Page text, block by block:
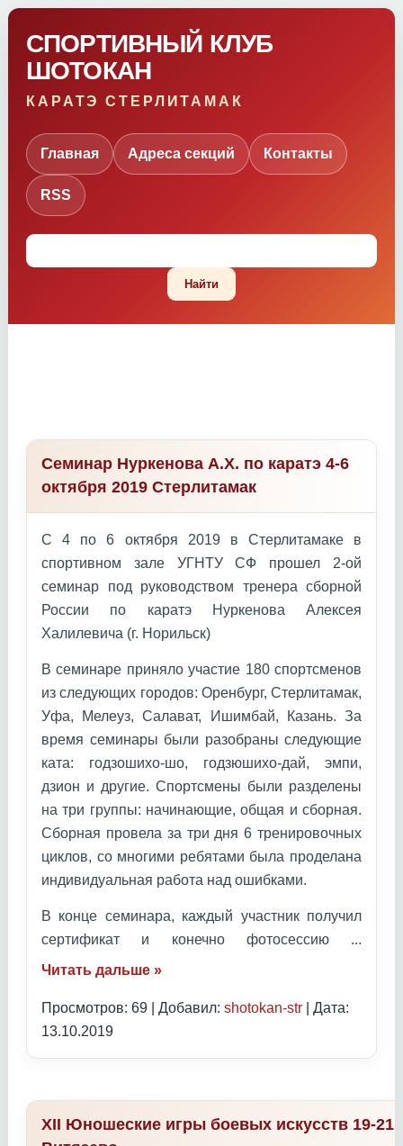
СПОРТИВНЫЙ КЛУБ
ШОТОКАН
КАРАТЭ СТЕРЛИТАМАК
Главная Адреса секций Контакты
RSS
Семинар Нуркенова А.Х. по каратэ 4-6
октября 2019 Стерлитамак
С 4 по 6 октября 2019 в Стерлитамаке в
спортивном зале УГНТУ СФ прошел 2-ой
семинар под руководством тренера сборной
России по каратэ Нуркенова Алексея
Халилевича (г. Норильск)
В семинаре приняло участие 180 спортсменов
из следующих городов: Оренбург, Стерлитамак,
Уфа, Мелеуз, Салават, Ишимбай, Казань. За
время семинары были разобраны следующие
ката: годзошихо-шо, годзюшихо-дай, эмпи,
дзион и другие. Спортсмены были разделены
на три группы: начинающие, общая и сборная.
Сборная провела за три дня 6 тренировочных
циклов, со многими ребятами была проделана
индивидуальная работа над ошибками.
В конце семинара, каждый участник получил
сертификат и конечно фотосессию ...
Читать дальше »
Просмотров: 69 | Добавил: shotokan-str | Дата:
13.10.2019
XII Юношеские игры боевых искусств 19-21